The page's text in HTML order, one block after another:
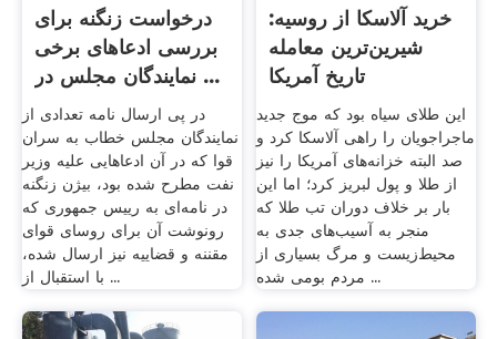
درخواست زنگنه برای
بررسی ادعاهای برخی
نمایندگان مجلس در ...
در پی ارسال نامه تعدادی از
نمایندگان مجلس خطاب به سران
قوا که در آن ادعاهایی علیه وزیر
نفت مطرح شده بود، بیژن زنگنه
در نامه‌ای به رییس جمهوری که
رونوشت آن برای روسای قوای
مقننه و قضاییه نیز ارسال شده،
با استقبال از ...
خرید آلاسکا از روسیه:
شیرین‌ترین معامله
تاریخ آمریکا
این طلای سیاه بود که موج جدید
ماجراجویان را راهی آلاسکا کرد و
صد البته خزانه‌های آمریکا را نیز
از طلا و پول لبریز کرد؛ اما این
بار بر خلاف دوران تب طلا که
منجر به آسیب‌های جدی به
محیط‌زیست و مرگ بسیاری از
مردم بومی شده ...